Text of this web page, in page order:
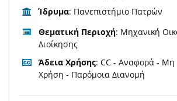
Ίδρυμα: Πανεπιστήμιο Πατρών
Θεματική Περιοχή: Μηχανική
Διοίκησης
Άδεια Χρήσης: CC - Αναφορά - Μη
Χρήση - Παρόμοια Διανομή